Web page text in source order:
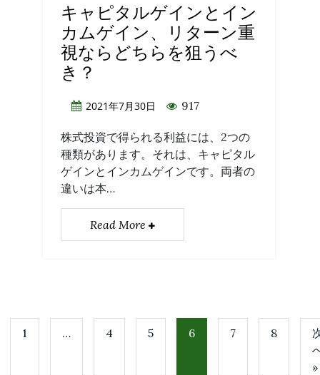
キャピタルゲインとイン
カムゲイン、リターン重
視ならどちらを狙うべ
き？
2021年7月30日 917
株式投資で得られる利益には、2つの
種類があります。それは、キャピタル
ゲインとインカムゲインです。両者の
違いは本…
Read More
1 … 4 5 6 7 8
»